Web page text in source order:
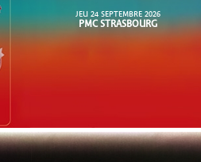
JEU 24 SEPTEMBRE 2026
PMC STRASBOURG